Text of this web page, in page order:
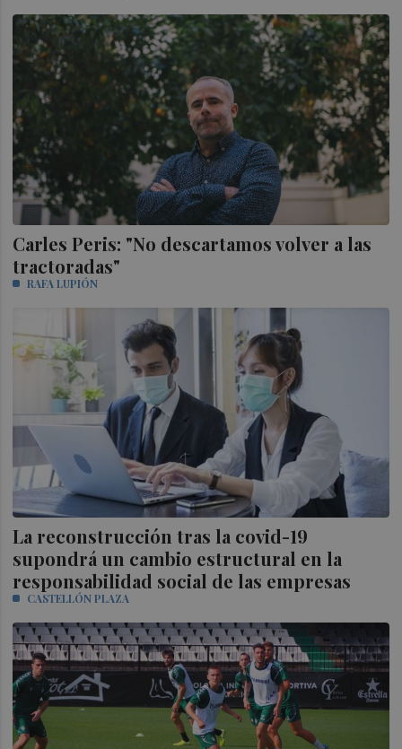
Carles Peris: "No descartamos volver a las
tractoradas"
RAFA LUPIÓN
La reconstrucción tras la covid-19
supondrá un cambio estructural en la
responsabilidad social de las empresas
CASTELLÓN PLAZA